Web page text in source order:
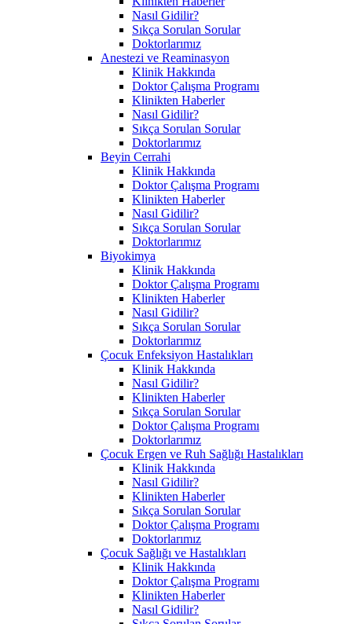
Nasıl Gidilir?
Sıkça Sorulan Sorular
Doktorlarımız
Anestezi ve Reaminasyon
Klinik Hakkında
Doktor Çalışma Programı
Klinikten Haberler
Nasıl Gidilir?
Sıkça Sorulan Sorular
Doktorlarımız
Beyin Cerrahi
Klinik Hakkında
Doktor Çalışma Programı
Klinikten Haberler
Nasıl Gidilir?
Sıkça Sorulan Sorular
Doktorlarımız
Biyokimya
Klinik Hakkında
Doktor Çalışma Programı
Klinikten Haberler
Nasıl Gidilir?
Sıkça Sorulan Sorular
Doktorlarımız
Çocuk Enfeksiyon Hastalıkları
Klinik Hakkında
Nasıl Gidilir?
Klinikten Haberler
Sıkça Sorulan Sorular
Doktor Çalışma Programı
Doktorlarımız
Çocuk Ergen ve Ruh Sağlığı Hastalıkları
Klinik Hakkında
Nasıl Gidilir?
Klinikten Haberler
Sıkça Sorulan Sorular
Doktor Çalışma Programı
Doktorlarımız
Çocuk Sağlığı ve Hastalıkları
Klinik Hakkında
Doktor Çalışma Programı
Klinikten Haberler
Nasıl Gidilir?